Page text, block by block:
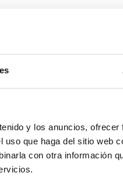
y los anuncios,
que haga del sitio web
con otra información